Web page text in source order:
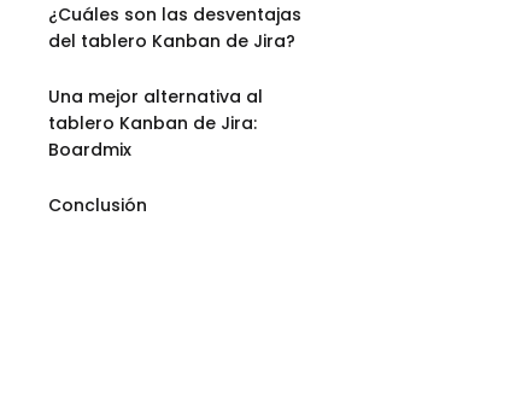
¿Cuáles son las desventajas
del tablero Kanban de Jira?
Una mejor alternativa al
tablero Kanban de Jira:
Boardmix
Conclusión